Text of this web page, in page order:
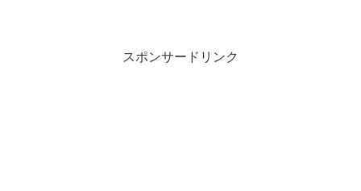
スポンサードリンク